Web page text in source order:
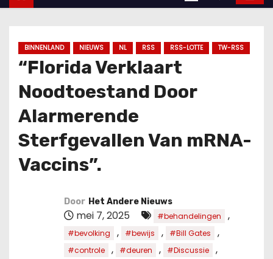
BINNENLAND NIEUWS NL RSS RSS-LOTTE TW-RSS
“Florida Verklaart
Noodtoestand Door
Alarmerende
Sterfgevallen Van mRNA-
Vaccins”.
Door Het Andere Nieuws
mei 7, 2025 #behandelingen ,
#bevolking , #bewijs , #Bill Gates ,
#controle , #deuren , #Discussie ,